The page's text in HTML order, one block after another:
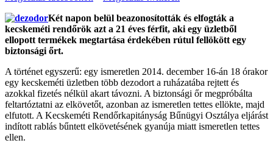
Két napon belül beazonosították és elfogták a
kecskeméti rendőrök azt a 21 éves férfit, aki egy üzletből
ellopott termékek megtartása érdekében rútul fellökött egy
biztonsági őrt.
A történet egyszerű: egy ismeretlen 2014. december 16-án 18 órakor
egy kecskeméti üzletben több dezodort a ruházatába rejtett és
azokkal fizetés nélkül akart távozni. A biztonsági őr megpróbálta
feltartóztatni az elkövetőt, azonban az ismeretlen tettes ellökte, majd
elfutott. A Kecskeméti Rendőrkapitányság Bűnügyi Osztálya eljárást
indított rablás bűntett elkövetésének gyanúja miatt ismeretlen tettes
ellen.